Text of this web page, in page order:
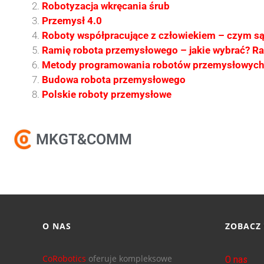
Robotyzacja wkręcania śrub
Przemysł 4.0
Roboty współpracujące z człowiekiem – czym
Ramię robota przemysłowego – jakie wybrać?
Metody programowania robotów przemysłowych
Budowa robota przemysłowego
Polskie roboty przemysłowe
MKGT&COMM
O NAS
CoRobotics oferuje kompleksowe O nas